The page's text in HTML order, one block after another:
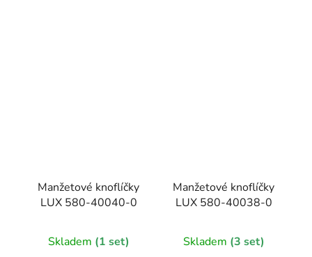
Manžetové knoflíčky
LUX 580-40040-0
Skladem (1 set)
Manžetové knoflíčky
LUX 580-40038-0
Skladem (3 set)